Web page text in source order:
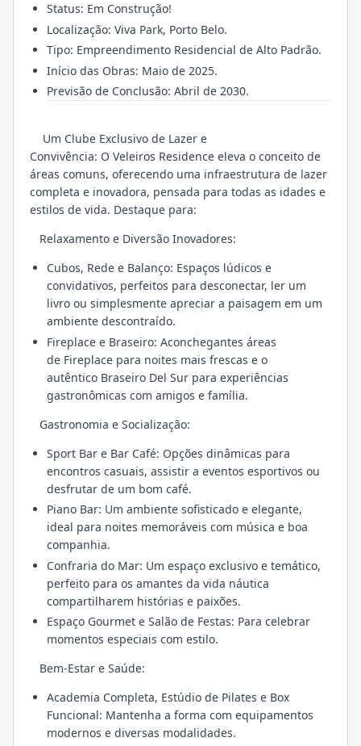
Status: Em Construção!
Localização: Viva Park, Porto Belo.
Tipo: Empreendimento Residencial de Alto Padrão.
Início das Obras: Maio de 2025.
Previsão de Conclusão: Abril de 2030.
Um Clube Exclusivo de Lazer e
Convivência: O Veleiros Residence eleva o conceito de
áreas comuns, oferecendo uma infraestrutura de lazer
completa e inovadora, pensada para todas as idades e
estilos de vida. Destaque para:
Relaxamento e Diversão Inovadores:
Cubos, Rede e Balanço: Espaços lúdicos e
convidativos, perfeitos para desconectar, ler um
livro ou simplesmente apreciar a paisagem em um
ambiente descontraído.
Fireplace e Braseiro: Aconchegantes áreas
de Fireplace para noites mais frescas e o
autêntico Braseiro Del Sur para experiências
gastronômicas com amigos e família.
Gastronomia e Socialização:
Sport Bar e Bar Café: Opções dinâmicas para
encontros casuais, assistir a eventos esportivos ou
desfrutar de um bom café.
Piano Bar: Um ambiente sofisticado e elegante,
ideal para noites memoráveis com música e boa
companhia.
Confraria do Mar: Um espaço exclusivo e temático,
perfeito para os amantes da vida náutica
compartilharem histórias e paixões.
Espaço Gourmet e Salão de Festas: Para celebrar
momentos especiais com estilo.
Bem-Estar e Saúde:
Academia Completa, Estúdio de Pilates e Box
Funcional: Mantenha a forma com equipamentos
modernos e diversas modalidades.